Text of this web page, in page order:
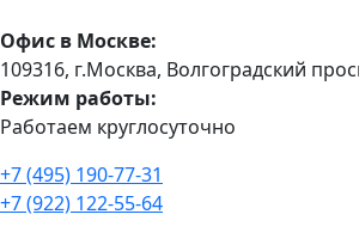
Офис в Москве:
109316, г.Москва, Волгоградский
Режим работы:
Работаем круглосуточно
+7 (495) 190-77-31
+7 (922) 122-55-64